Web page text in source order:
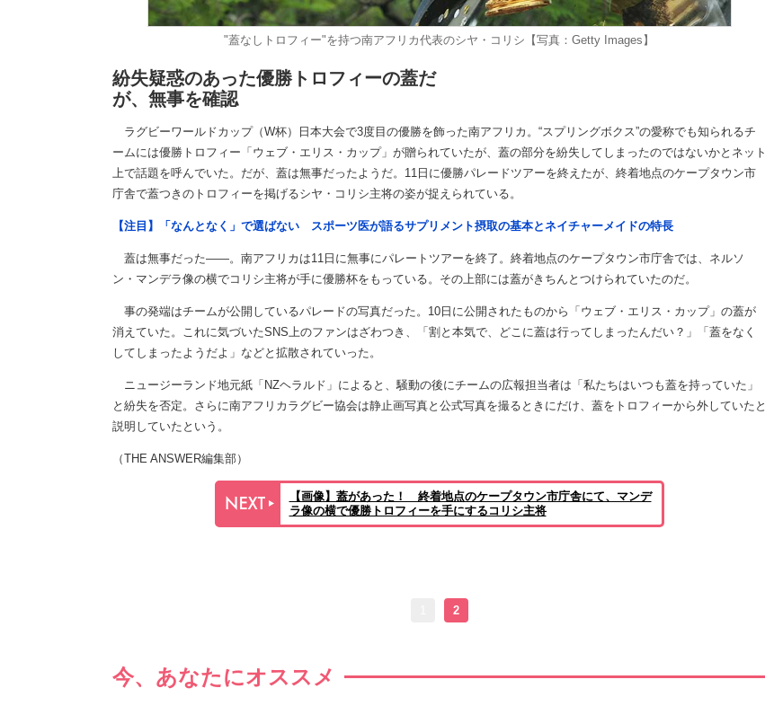
"蓋なしトロフィー"を持つ南アフリカ代表のシヤ・コリシ【写真：Getty Images】
紛失疑惑のあった優勝トロフィーの蓋だ
が、無事を確認
ラグビーワールドカップ（W杯）日本大会で3度目の優勝を飾った南アフリカ。“スプリングボクス”の愛称でも知られるチ
ームには優勝トロフィー「ウェブ・エリス・カップ」が贈られていたが、蓋の部分を紛失してしまったのではないかとネット
上で話題を呼んでいた。だが、蓋は無事だったようだ。11日に優勝パレードツアーを終えたが、終着地点のケープタウン市
庁舎で蓋つきのトロフィーを掲げるシヤ・コリシ主将の姿が捉えられている。
【注目】「なんとなく」で選ばない スポーツ医が語るサプリメント摂取の基本とネイチャーメイドの特長
蓋は無事だった――。南アフリカは11日に無事にパレートツアーを終了。終着地点のケープタウン市庁舎では、ネルソ
ン・マンデラ像の横でコリシ主将が手に優勝杯をもっている。その上部には蓋がきちんとつけられていたのだ。
事の発端はチームが公開しているパレードの写真だった。10日に公開されたものから「ウェブ・エリス・カップ」の蓋が
消えていた。これに気づいたSNS上のファンはざわつき、「割と本気で、どこに蓋は行ってしまったんだい？」「蓋をなく
してしまったようだよ」などと拡散されていった。
ニュージーランド地元紙「NZヘラルド」によると、騒動の後にチームの広報担当者は「私たちはいつも蓋を持っていた」
と紛失を否定。さらに南アフリカラグビー協会は静止画写真と公式写真を撮るときにだけ、蓋をトロフィーから外していたと
説明していたという。
（THE ANSWER編集部）
【画像】蓋があった！ 終着地点のケープタウン市庁舎にて、マンデ
ラ像の横で優勝トロフィーを手にするコリシ主将
2
今、あなたにオススメ